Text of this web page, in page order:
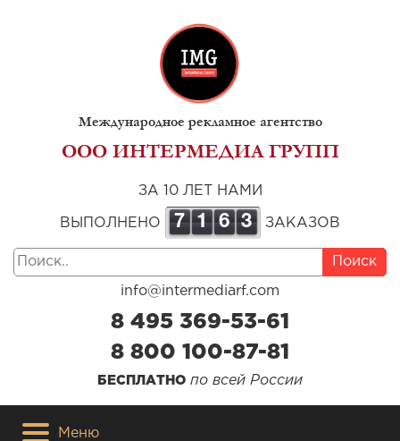
Международное рекламное агентство
ООО ИНТЕРМЕДИА ГРУПП
ЗА 10 ЛЕТ НАМИ
ВЫПОЛНЕНО 7 1 6 3 ЗАКАЗОВ
Поиск
info@intermediarf.com
8 495 369-53-61
8 800 100-87-81
БЕСПЛАТНО по всей России
Меню